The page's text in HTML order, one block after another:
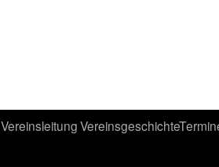
VereinsleitungVereinsgeschichte